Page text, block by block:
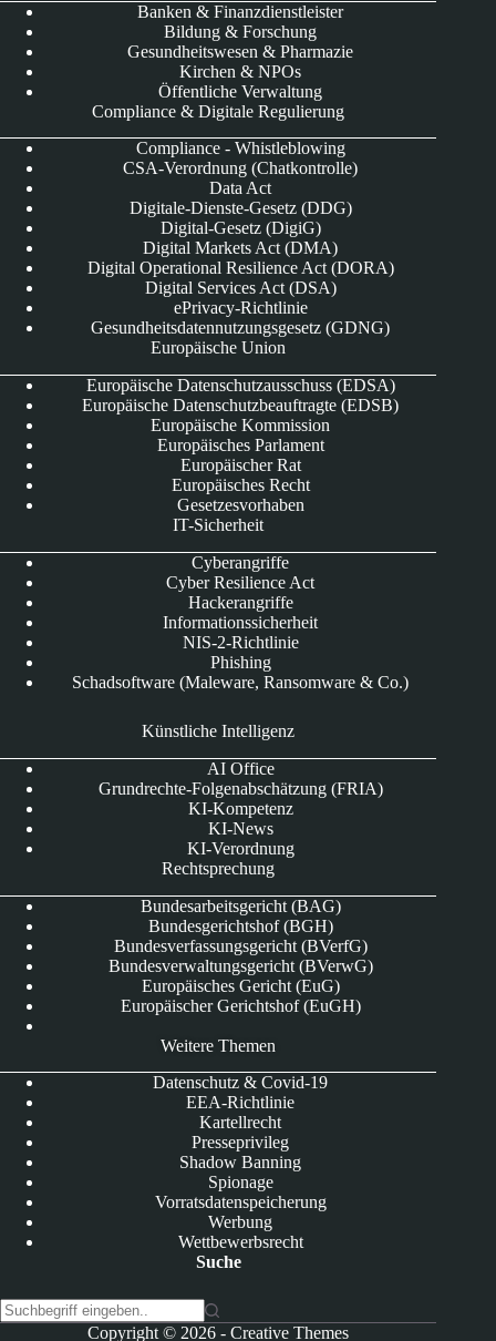
Banken & Finanzdienstleister
Bildung & Forschung
Gesundheitswesen & Pharmazie
Kirchen & NPOs
Öffentliche Verwaltung
Compliance & Digitale Regulierung
Compliance - Whistleblowing
CSA-Verordnung (Chatkontrolle)
Data Act
Digitale-Dienste-Gesetz (DDG)
Digital-Gesetz (DigiG)
Digital Markets Act (DMA)
Digital Operational Resilience Act (DORA)
Digital Services Act (DSA)
ePrivacy-Richtlinie
Gesundheitsdatennutzungsgesetz (GDNG)
Europäische Union
Europäische Datenschutzausschuss (EDSA)
Europäische Datenschutzbeauftragte (EDSB)
Europäische Kommission
Europäisches Parlament
Europäischer Rat
Europäisches Recht
Gesetzesvorhaben
IT-Sicherheit
Cyberangriffe
Cyber Resilience Act
Hackerangriffe
Informationssicherheit
NIS-2-Richtlinie
Phishing
Schadsoftware (Maleware, Ransomware & Co.)
Künstliche Intelligenz
AI Office
Grundrechte-Folgenabschätzung (FRIA)
KI-Kompetenz
KI-News
KI-Verordnung
Rechtsprechung
Bundesarbeitsgericht (BAG)
Bundesgerichtshof (BGH)
Bundesverfassungsgericht (BVerfG)
Bundesverwaltungsgericht (BVerwG)
Europäisches Gericht (EuG)
Europäischer Gerichtshof (EuGH)
Weitere Themen
Datenschutz & Covid-19
EEA-Richtlinie
Kartellrecht
Presseprivileg
Shadow Banning
Spionage
Vorratsdatenspeicherung
Werbung
Wettbewerbsrecht
Suche
Copyright © 2026 -Creative Themes